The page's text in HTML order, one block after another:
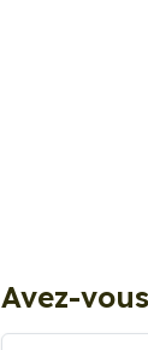
Avez-